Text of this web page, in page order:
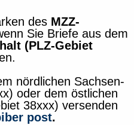
des MZZ-
Sie Briefe aus dem
(PLZ-Gebiet
nördlichen Sachsen-
oder dem östlichen
38xxx) versenden
post.